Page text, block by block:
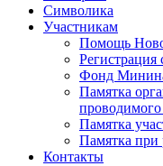
Символика
Участникам
Помощь
Регистрация
Фонд
Памятка
Памятка
Памятка при
Контакты